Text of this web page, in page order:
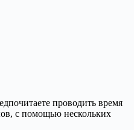
проводить время
с помощью нескольких